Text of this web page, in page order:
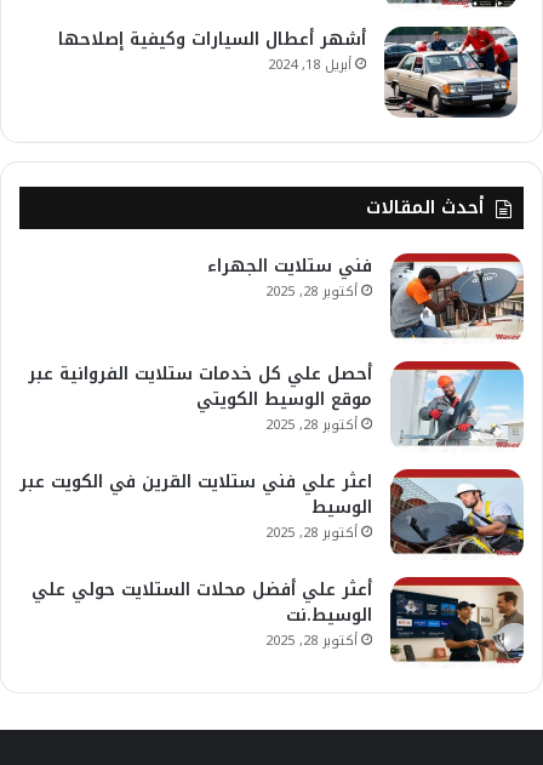
أشهر أعطال السيارات وكيفية إصلاحها
أبريل 18, 2024
أحدث المقالات
فني ستلايت الجهراء
أكتوبر 28, 2025
أحصل علي كل خدمات ستلايت الفروانية عبر
موقع الوسيط الكويتي
أكتوبر 28, 2025
اعثر علي فني ستلايت القرين في الكويت عبر
الوسيط
أكتوبر 28, 2025
أعثر علي أفضل محلات الستلايت حولي علي
الوسيط.نت
أكتوبر 28, 2025